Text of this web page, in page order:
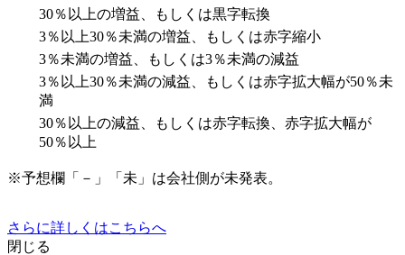
30％以上の増益、もしくは黒字転換
3％以上30％未満の増益、もしくは赤字縮小
3％未満の増益、もしくは3％未満の減益
3％以上30％未満の減益、もしくは赤字拡大幅が50％未
満
30％以上の減益、もしくは赤字転換、赤字拡大幅が
50％以上
※予想欄「－」「未」は会社側が未発表。
さらに詳しくはこちらへ
閉じる